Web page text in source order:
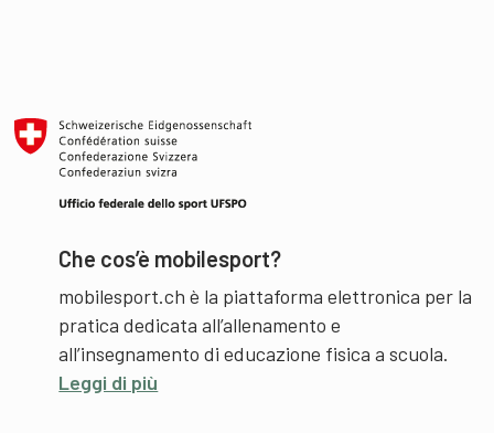
Che cos’è mobilesport?
mobilesport.ch è la piattaforma elettronica per la
pratica dedicata all’allenamento e
all’insegnamento di educazione fisica a scuola.
Leggi di più